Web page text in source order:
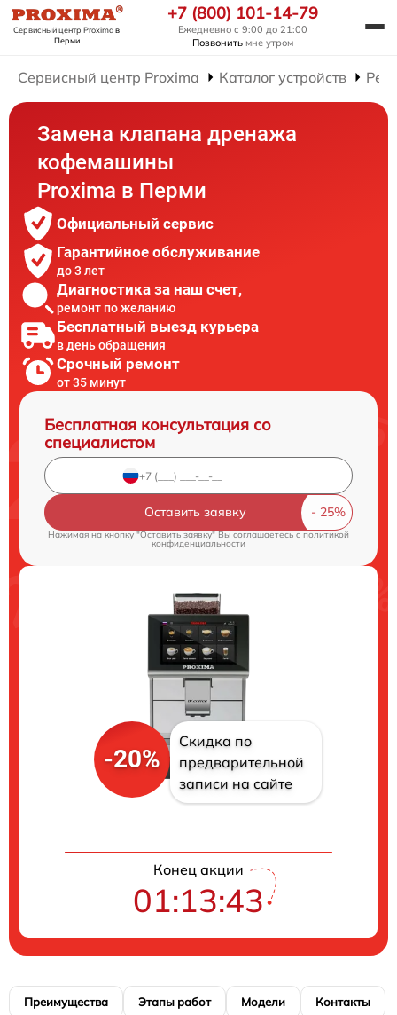
Сервисный центр Proximaв
Перми
+7 (800) 101-14-79
Ежедневно с 9:00 до 21:00
Позвонить мне утром
Сервисный центр Proxima Каталог устройств
Замена клапана дренажа
кофемашины
Proxima в Перми
Официальный сервис
Гарантийное обслуживание
до 3 лет
Диагностика за наш счет,
ремонт по желанию
Бесплатный выезд курьера
в день обращения
Срочный ремонт
от 35 минут
Бесплатная консультация со
специалистом
Оставить заявку
Нажимая на кнопку "Оставить заявку" Вы соглашаетесь cполитикой
конфиденциальности
-20%
Скидка по
предварительной
записи на сайте
Конец акции
01:13:43
Преимущества Этапы работ Модели Контакты